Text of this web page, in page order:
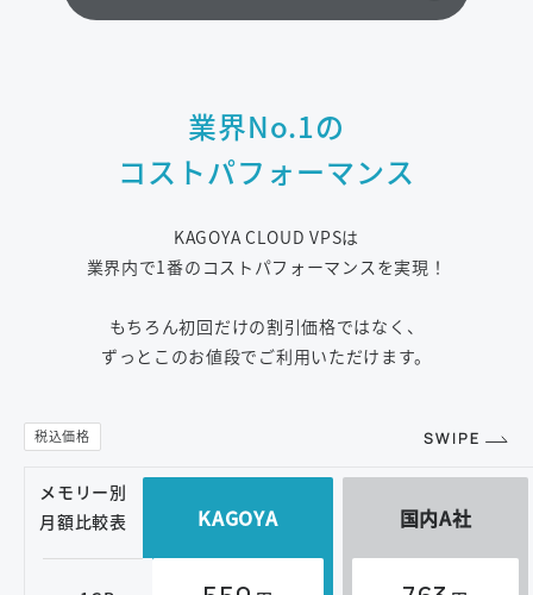
業界No.1の
コストパフォーマンス
KAGOYA CLOUD VPSは
業界内で1番のコストパフォーマンスを実現！
もちろん初回だけの割引価格ではなく、
ずっとこのお値段でご利用いただけます。
メモリー別
月額比較表
KAGOYA 国内A社